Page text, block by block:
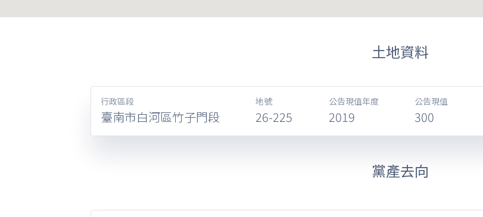
土地資料
行政區段
臺南市白河區竹子門段
地號
26-225
公告現值年度
2019
公告現值
300
黨產去向